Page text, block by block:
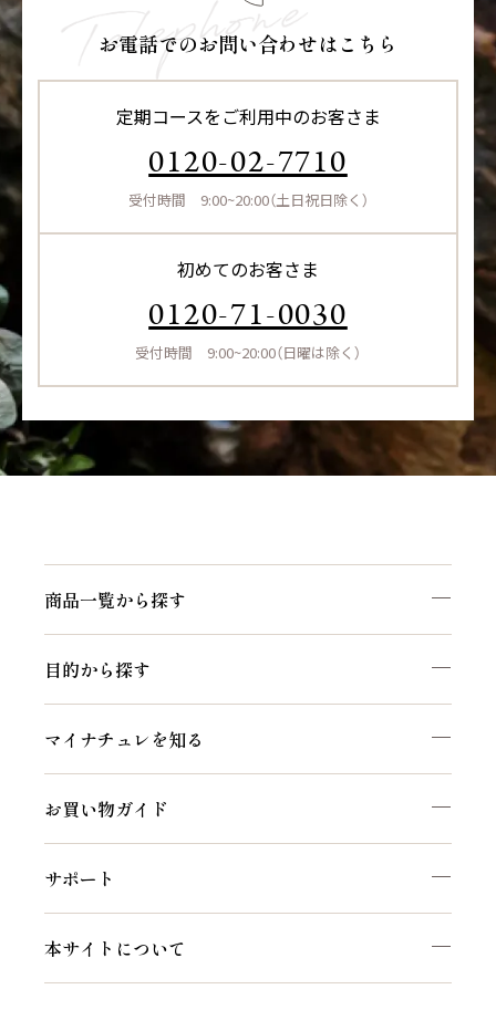
お電話でのお問い合わせはこちら
定期コースをご利用中のお客さま
0120-02-7710
受付時間 9:00~20:00（土日祝日除く）
初めてのお客さま
0120-71-0030
受付時間 9:00~20:00（日曜は除く）
商品一覧から探す
目的から探す
マイナチュレを知る
お買い物ガイド
サポート
本サイトについて